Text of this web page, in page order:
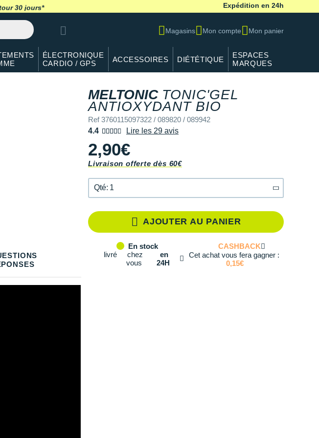
30 jours* Expédition en 24h
Magasins Mon compte Mon panier
ÉLECTRONIQUE
CARDIO / GPS
ACCESSOIRES DIÉTÉTIQUE
ESPACES
MARQUES
MELTONIC TONIC'GEL
ANTIOXYDANT BIO
Ref 3760115097322 / 089820 / 089942
4.4
Lire les 29 avis
2,90€
Livraison offerte dès 60€
Qté: 1
AJOUTER AU PANIER
En stock
livré
chez
vous
en
24H
CASHBACK
Cet achat vous fera gagner :
0,15€